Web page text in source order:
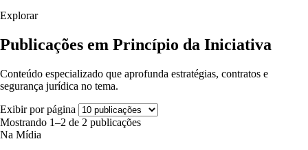
Explorar
Publicações em Princípio da Iniciativa
Conteúdo especializado que aprofunda estratégias, contratos e
segurança jurídica no tema.
Exibir por página
Mostrando 1–2 de 2 publicações
Na Mídia